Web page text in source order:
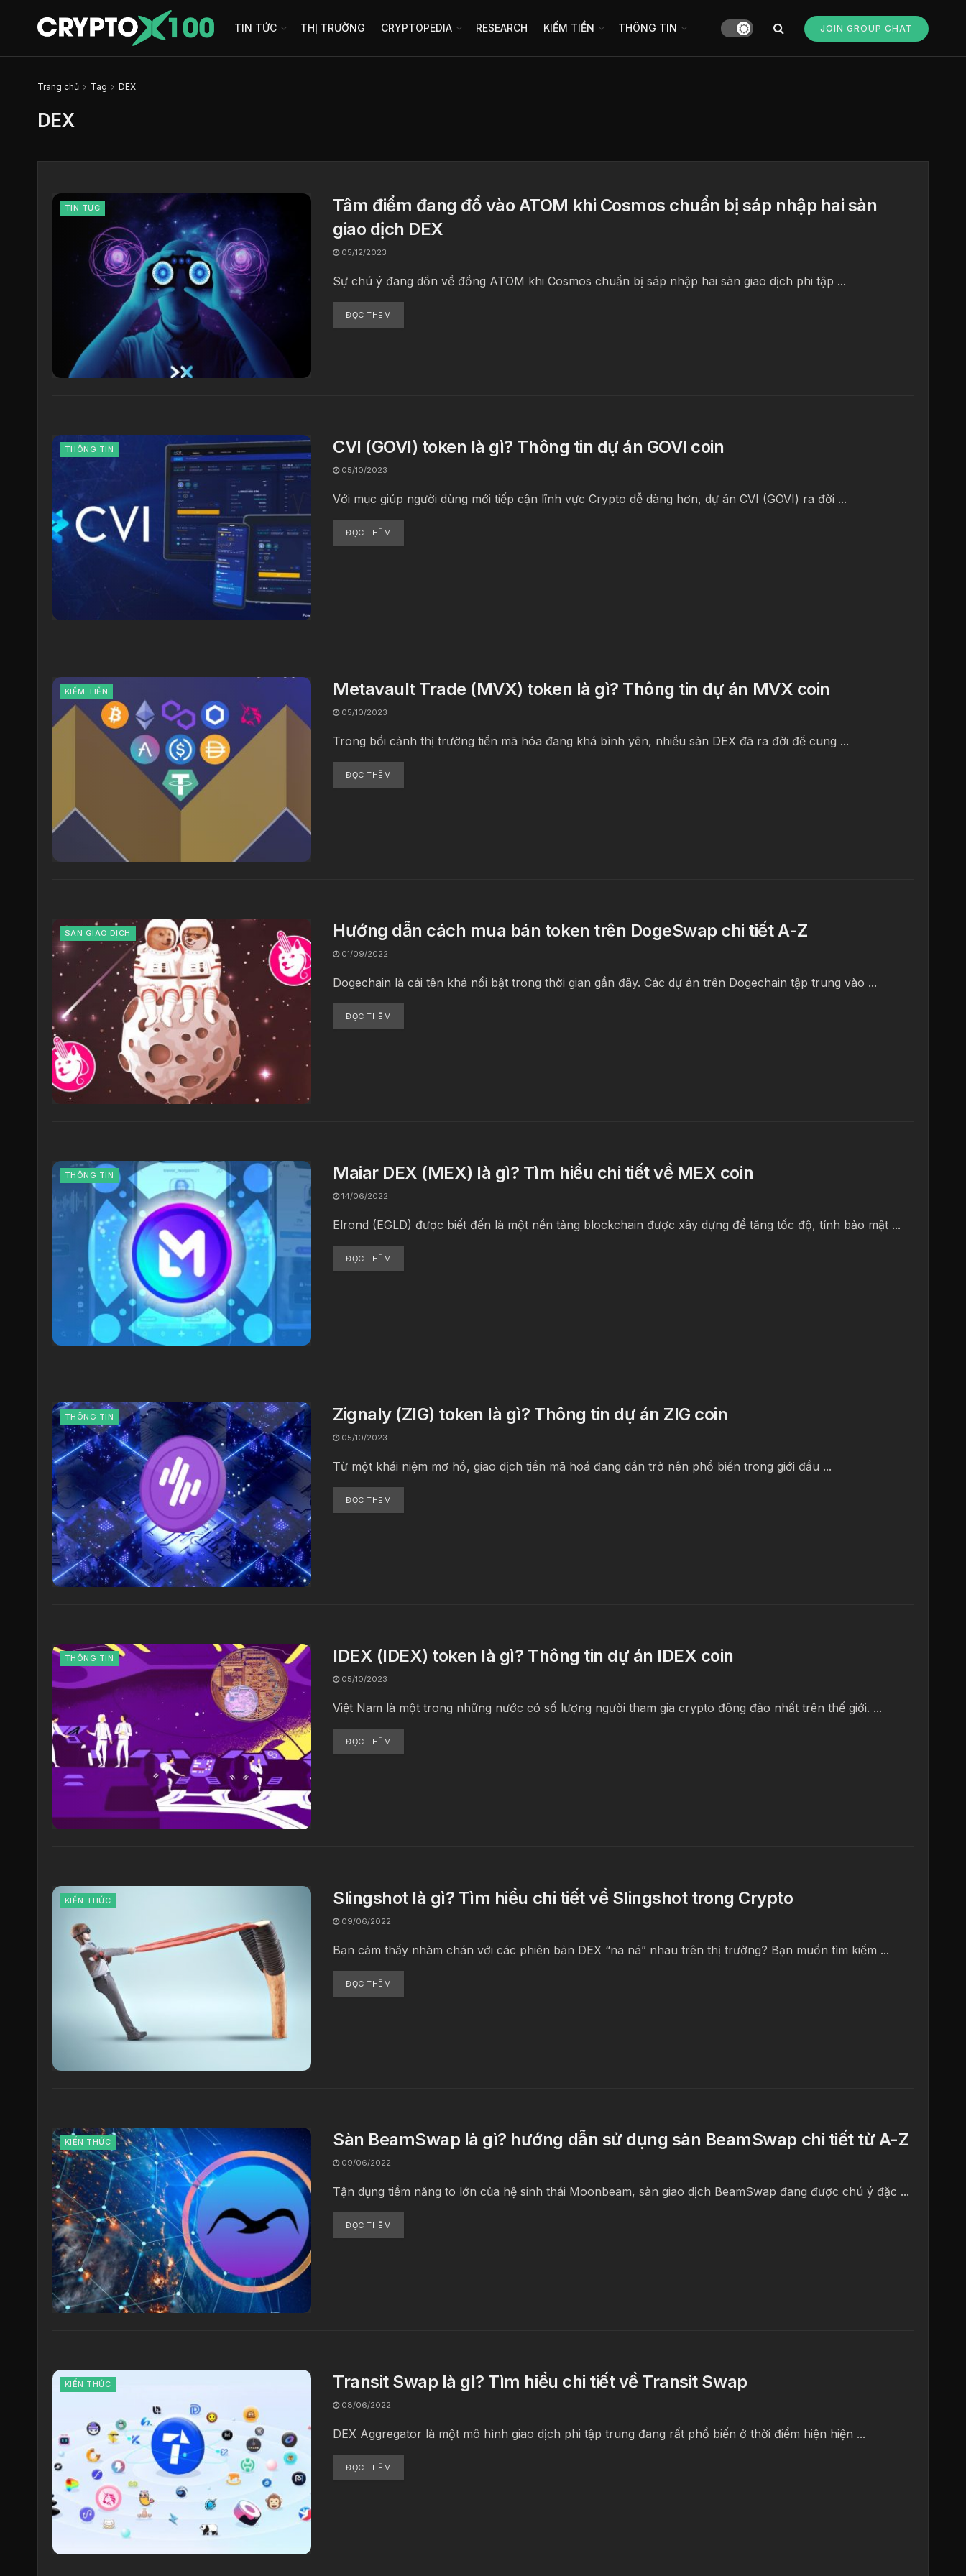
TIN TỨC THỊ TRƯỜNG CRYPTOPEDIA RESEARCH KIẾM TIỀN THÔNG TIN JOIN GROUP CHAT
Trang chủ Tag DEX
DEX
TIN TỨC
Tâm điểm đang đổ vào ATOM khi Cosmos chuẩn bị sáp nhập hai sàn
giao dịch DEX
05/12/2023
Sự chú ý đang dồn về đồng ATOM khi Cosmos chuẩn bị sáp nhập hai sàn giao dịch phi tập ...
ĐỌC THÊM
THÔNG TIN CVI (GOVI) token là gì? Thông tin dự án GOVI coin
05/10/2023
Với mục giúp người dùng mới tiếp cận lĩnh vực Crypto dễ dàng hơn, dự án CVI (GOVI) ra đời ...
ĐỌC THÊM
KIẾM TIỀN Metavault Trade (MVX) token là gì? Thông tin dự án MVX coin
05/10/2023
Trong bối cảnh thị trường tiền mã hóa đang khá bình yên, nhiều sàn DEX đã ra đời để cung ...
ĐỌC THÊM
SÀN GIAO DỊCH Hướng dẫn cách mua bán token trên DogeSwap chi tiết A-Z
01/09/2022
Dogechain là cái tên khá nổi bật trong thời gian gần đây. Các dự án trên Dogechain tập trung vào ...
ĐỌC THÊM
THÔNG TIN Maiar DEX (MEX) là gì? Tìm hiểu chi tiết về MEX coin
14/06/2022
Elrond (EGLD) được biết đến là một nền tảng blockchain được xây dựng để tăng tốc độ, tính bảo mật ...
ĐỌC THÊM
THÔNG TIN Zignaly (ZIG) token là gì? Thông tin dự án ZIG coin
05/10/2023
Từ một khái niệm mơ hồ, giao dịch tiền mã hoá đang dần trở nên phổ biến trong giới đầu ...
ĐỌC THÊM
THÔNG TIN IDEX (IDEX) token là gì? Thông tin dự án IDEX coin
05/10/2023
Việt Nam là một trong những nước có số lượng người tham gia crypto đông đảo nhất trên thế giới. ...
ĐỌC THÊM
KIẾN THỨC Slingshot là gì? Tìm hiểu chi tiết về Slingshot trong Crypto
09/06/2022
Bạn cảm thấy nhàm chán với các phiên bản DEX “na ná” nhau trên thị trường? Bạn muốn tìm kiếm ...
ĐỌC THÊM
KIẾN THỨC Sàn BeamSwap là gì? hướng dẫn sử dụng sàn BeamSwap chi tiết từ A-Z
09/06/2022
Tận dụng tiềm năng to lớn của hệ sinh thái Moonbeam, sàn giao dịch BeamSwap đang được chú ý đặc ...
ĐỌC THÊM
KIẾN THỨC Transit Swap là gì? Tìm hiểu chi tiết về Transit Swap
08/06/2022
DEX Aggregator là một mô hình giao dịch phi tập trung đang rất phổ biến ở thời điểm hiện hiện ...
ĐỌC THÊM